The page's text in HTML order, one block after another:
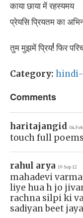
काया छाया में रहस्यमय
प्रेयसि प्रियतम का
तुम मुझमें प्रिय! फिर
Category:
Comments
haritajangid 04
touch full poems
rahul arya 19 Sep 12
mahadevi
liye hua h jo
rachna silpi ki
sadiyan beet